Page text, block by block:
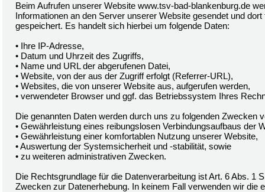
Beim Aufrufen unserer Website www.tsv-bad-blankenburg.de
Informationen an den Server unserer Website gesendet und
gespeichert. Es handelt sich hierbei um folgende Daten:
• Ihre IP-Adresse,
• Datum und Uhrzeit des Zugriffs,
• Name und URL der abgerufenen Datei,
• Website, von der aus der Zugriff erfolgt (Referrer-URL),
• Websites, die von unserer Website aus, aufgerufen werden,
• verwendeter Browser und ggf. das Betriebssystem Ihres
Die genannten Daten werden durch uns zu folgenden Zwecken
• Gewährleistung eines reibungslosen Verbindungsaufbaus der
• Gewährleistung einer komfortablen Nutzung unserer Website,
• Auswertung der Systemsicherheit und -stabilität, sowie
• zu weiteren administrativen Zwecken.
Die Rechtsgrundlage für die Datenverarbeitung ist Art. 6 Abs. 1
Zwecken zur Datenerhebung. In keinem Fall verwenden wir